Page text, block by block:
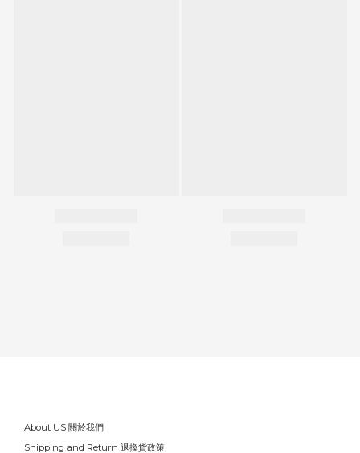
About US 關於我們
Shipping and Return 退換貨政策